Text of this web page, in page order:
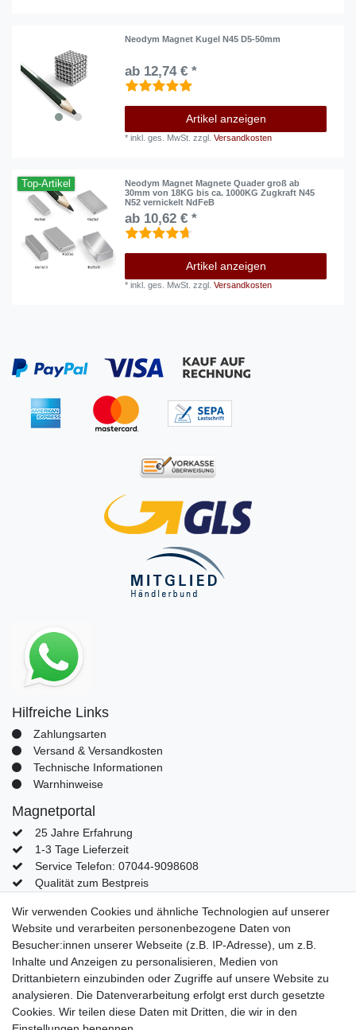
Neodym Magnet Kugel N45 D5-50mm
ab 12,74 € *
Artikel anzeigen
*inkl. ges. MwSt. zzgl.Versandkosten
Top-Artikel
Neodym Magnet Magnete Quader groß ab
30mm von 18KG bis ca. 1000KG Zugkraft N45
N52 vernickelt NdFeB
ab 10,62 € *
Artikel anzeigen
*inkl. ges. MwSt. zzgl.Versandkosten
Hilfreiche Links
Zahlungsarten
Versand & Versandkosten
Technische Informationen
Warnhinweise
Magnetportal
25 Jahre Erfahrung
1-3 Tage Lieferzeit
Service Telefon: 07044-9098608
Qualität zum Bestpreis
Mein Konto
Konto
Login
Kontaktformular
Wir verwenden Cookies und ähnliche Technologien auf unserer
Website und verarbeiten personenbezogene Daten von
Besucher:innen unserer Webseite (z.B. IP-Adresse), um z.B.
Inhalte und Anzeigen zu personalisieren, Medien von
Drittanbietern einzubinden oder Zugriffe auf unsere Website zu
analysieren. Die Datenverarbeitung erfolgt erst durch gesetzte
Cookies. Wir teilen diese Daten mit Dritten, die wir in den